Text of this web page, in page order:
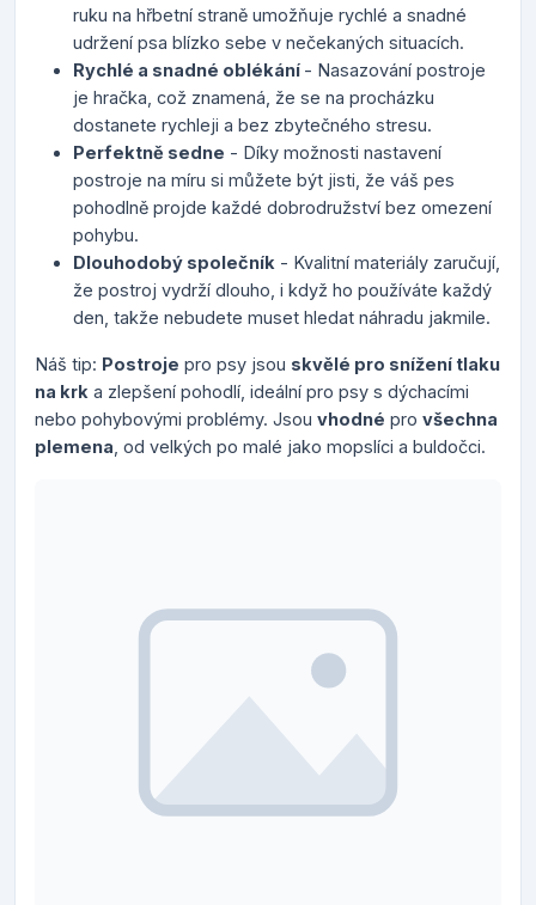
ruku na hřbetní straně umožňuje rychlé a snadné
udržení psa blízko sebe v nečekaných situacích.
Rychlé a snadné oblékání - Nasazování postroje
je hračka, což znamená, že se na procházku
dostanete rychleji a bez zbytečného stresu.
Perfektně sedne - Díky možnosti nastavení
postroje na míru si můžete být jisti, že váš pes
pohodlně projde každé dobrodružství bez omezení
pohybu.
Dlouhodobý společník - Kvalitní materiály zaručují,
že postroj vydrží dlouho, i když ho používáte každý
den, takže nebudete muset hledat náhradu jakmile.
Náš tip: Postroje pro psy jsou skvělé pro snížení tlaku
na krk a zlepšení pohodlí, ideální pro psy s dýchacími
nebo pohybovými problémy. Jsou vhodné pro všechna
plemena , od velkých po malé jako mopslíci a buldočci.